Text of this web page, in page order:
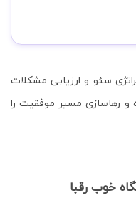
سئو و ارزیابی مشکلات
و رهاسازی مسیر موفقیت را
خوب رقبا